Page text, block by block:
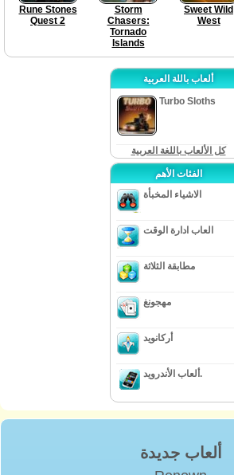
Rune Stones
Quest 2
Storm
Chasers:
Tornado
Islands
Sweet Wild
West
ألعاب باللة العربية
Turbo Sloths
كل الألعاب باللغة العربية
الفئات الأهم
الاشياء المخبأة
العاب ادارة الوقت
مطابقة الثلاثة
مهجونغ
أركانويد
ألعاب الأندرويد.
ألعاب جديدة